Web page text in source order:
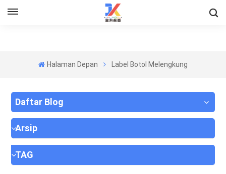
Halaman Depan Label Botol Melengkung
Daftar Blog
Arsip
TAG